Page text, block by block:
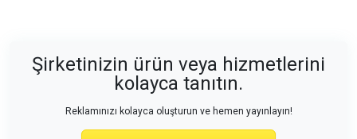
Şirketinizin ürün veya hizmetlerini
kolayca tanıtın.
Reklamınızı kolayca oluşturun ve hemen yayınlayın!